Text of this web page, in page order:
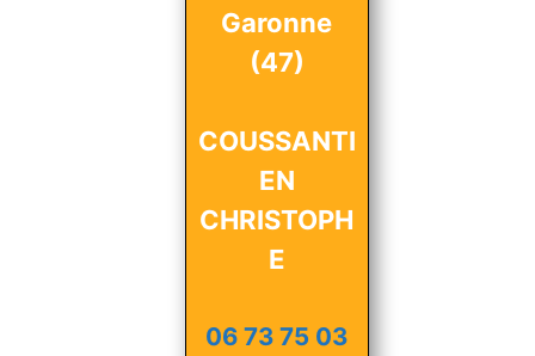
Garonne
(47)
COUSSANTI
EN
CHRISTOPH
E
06 73 75 03